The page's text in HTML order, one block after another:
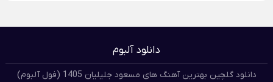
دانلود آلبوم
دانلود گلچین بهترین آهنگ های مسعود جلیلیان 1405 (فول آلبوم)